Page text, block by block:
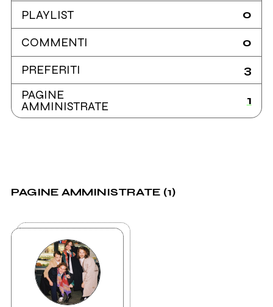
PLAYLIST
0
COMMENTI
0
PREFERITI
3
PAGINE
AMMINISTRATE
1
PAGINE AMMINISTRATE (1)